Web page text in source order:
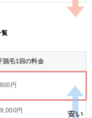
覧
脱毛1回の料金
円
9,000円